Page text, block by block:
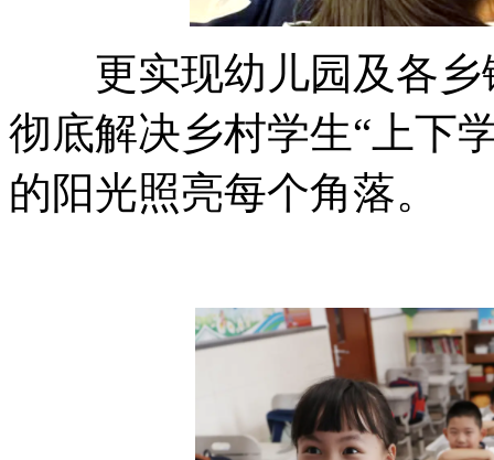
更实现幼儿园及各乡
彻底解决乡村学生“上下
的阳光照亮每个角落。